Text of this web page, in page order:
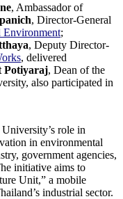
, Ambassador of
, Director-General
Environment;
, Deputy Director-
, delivered
Potiyaraj, Dean of the
also participated in
role in
in environmental
government agencies,
initiative aims to
Unit,” a mobile
industrial sector.